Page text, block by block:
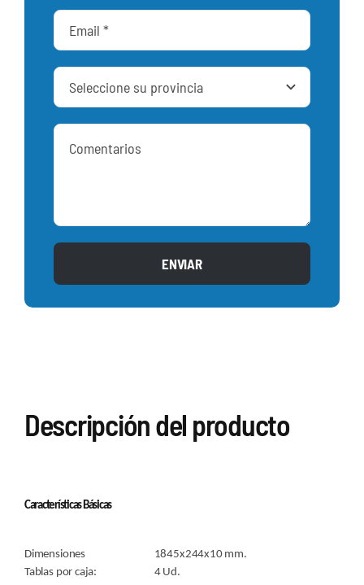
ENVIAR
Descripción del producto
Características Básicas
Dimensiones 1845x244x10 mm.
Tablas por caja: 4 Ud.